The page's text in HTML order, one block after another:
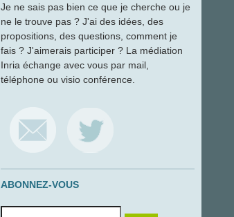
Je ne sais pas bien ce que je cherche ou je
ne le trouve pas ? J'ai des idées, des
propositions, des questions, comment je
fais ? J'aimerais participer ? La médiation
Inria échange avec vous par mail,
téléphone ou visio conférence.
ABONNEZ-VOUS